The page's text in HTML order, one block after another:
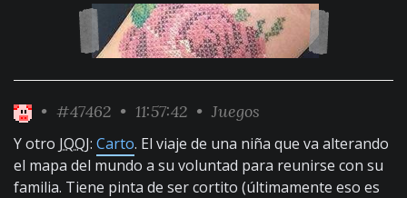
• #47462 • 11:57:42 • Juegos
Y otro JQQJ: Carto. El viaje de una niña que va alterando
el mapa del mundo a su voluntad para reunirse con su
familia. Tiene pinta de ser cortito (últimamente eso es